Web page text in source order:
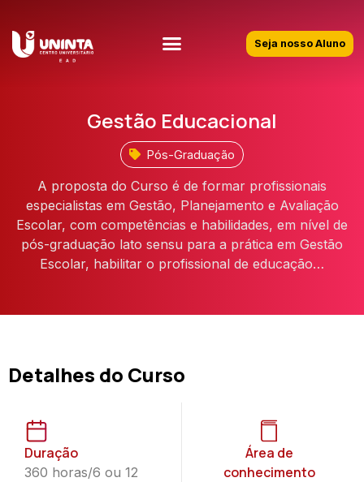
Seja nosso Aluno
Gestão Educacional
Pós-Graduação
A proposta do Curso é de formar profissionais
especialistas em Gestão, Planejamento e Avaliação
Escolar, com competências e habilidades, em nível de
pós-graduação lato sensu para a prática em Gestão
Escolar, habilitar o profissional de educação…
Detalhes do Curso
Duração
360 horas/6 ou 12
Área de
conhecimento